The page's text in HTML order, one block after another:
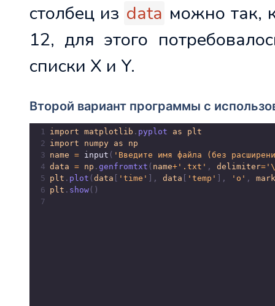
столбец из data можно так,
12, для этого
списки X и Y.
Второй вариант программы с
1 import matplotlib . pyplot as
plt
2 import numpy as
np
3 name = input ( 'Введите имя файла (без
4 data = np . genfromtxt ( name+ '.txt' , delimiter=
5 plt . plot ( data 'time' ], data 'temp' ], 'o' ,
6 plt . show ()
7